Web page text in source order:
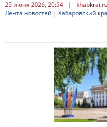
25 июня 2026, 20:54 |
khabkrai.ru
Лента новостей | Хабаровский